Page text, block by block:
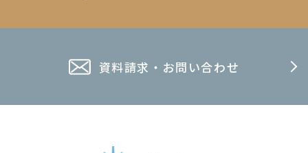
資料請求・お問い合わせ